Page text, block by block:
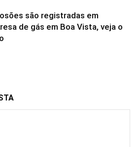
são registradas em
de gás em Boa Vista, veja o